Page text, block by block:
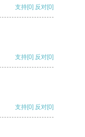
支持[0] 反对[0]
支持[0] 反对[0]
支持[0] 反对[0]